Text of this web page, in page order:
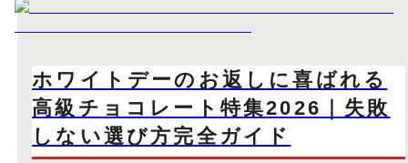
ホワイトデーのお返しに喜ばれる
高級チョコレート特集2026｜失敗
しない選び方完全ガイド